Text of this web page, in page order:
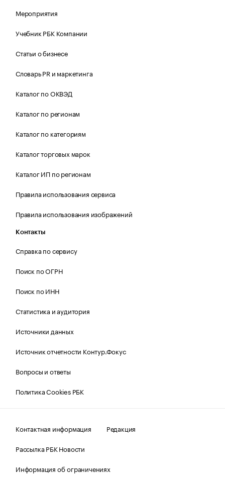
Мероприятия
Учебник РБК Компании
Статьи о бизнесе
Словарь PR и маркетинга
Каталог по ОКВЭД
Каталог по регионам
Каталог по категориям
Каталог торговых марок
Каталог ИП по регионам
Правила использования сервиса
Правила использования изображений
Контакты
Справка по сервису
Поиск по ОГРН
Поиск по ИНН
Статистика и аудитория
Источники данных
Источник отчетности Контур.Фокус
Вопросы и ответы
Политика Cookies РБК
Контактная информация
Редакция
Рассылка РБК Новости
Информация об ограничениях